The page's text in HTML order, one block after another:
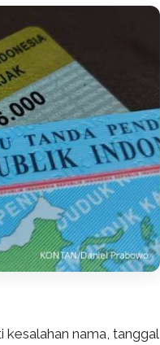
nama, tanggal